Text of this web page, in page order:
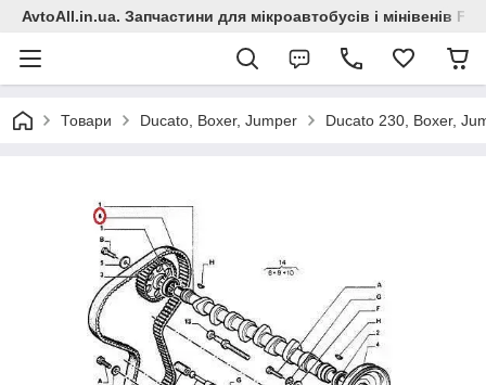
AvtoAll.in.ua. Запчастини для мікроавтобусів і мінівенів
Товари Ducato, Boxer, Jumper Ducato 230, Boxer,